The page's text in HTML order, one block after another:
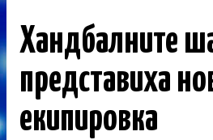
Хандбалните
представиха
екипировка